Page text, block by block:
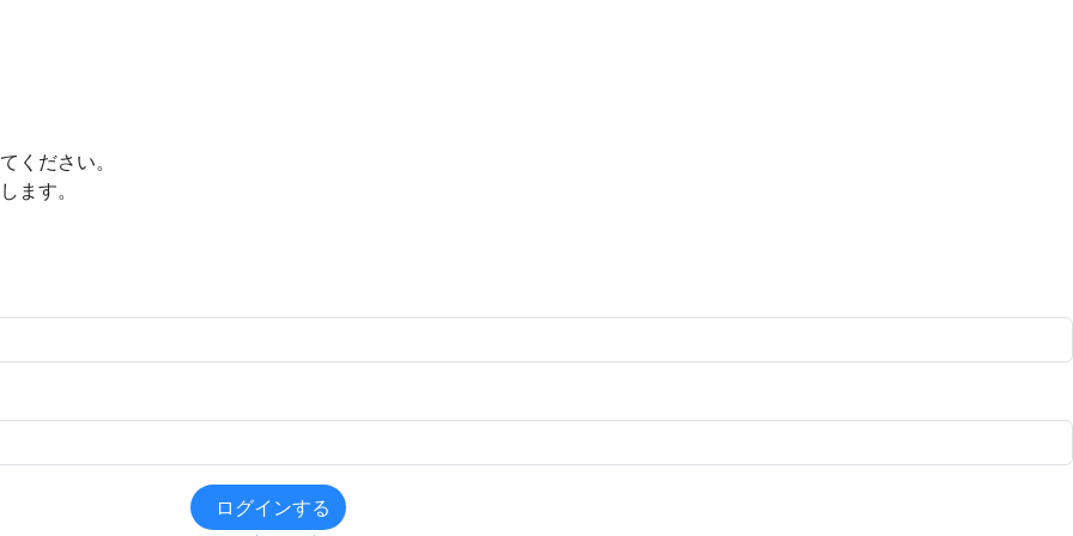
ください。
ます。
ログインする